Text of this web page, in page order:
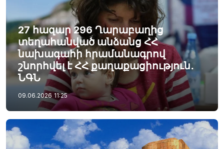
27 հազար 296 Ղարաբաղից
տեղահանված անձանց ՀՀ
նախագահի հրամանագրով
շնորհվել է ՀՀ քաղաքացիություն․
ՆԳՆ
09.06.2026 11:25